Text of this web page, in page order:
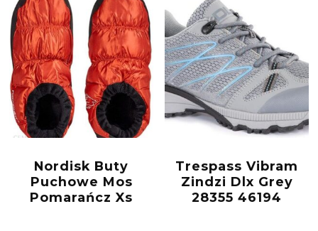
Nordisk Buty
Puchowe Mos
Pomarańcz Xs
Trespass Vibram
Zindzi Dlx Grey
28355 46194